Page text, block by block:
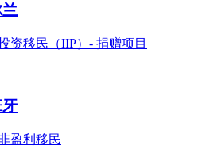
资移民（IIP）- 捐赠项目
盈利移民